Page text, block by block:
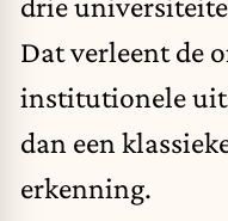
Dat verleent de
institutionele
dan een
erkenning.